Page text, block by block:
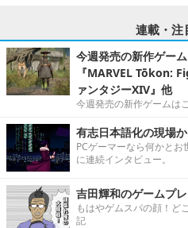
連載・注
今週発売の新作ゲー
『MARVEL Tōkon:
ァンタジーXIV』他
今週発売の新作ゲームはこ
有志日本語化の現場
PCゲーマーなら何かと
に連続インタビュー。
吉田輝和のゲームプ
もはやゲムスパの顔！ど
記